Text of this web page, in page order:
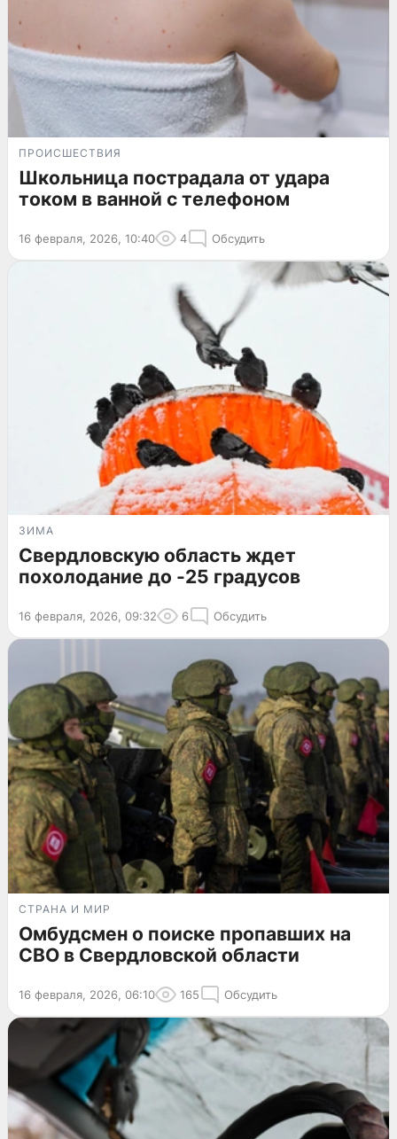
ПРОИСШЕСТВИЯ
Школьница пострадала от удара
током в ванной с телефоном
16 февраля, 2026, 10:40 4 Обсудить
ЗИМА
Свердловскую область ждет
похолодание до -25 градусов
16 февраля, 2026, 09:32 6 Обсудить
СТРАНА И МИР
Омбудсмен о поиске пропавших на
СВО в Свердловской области
16 февраля, 2026, 06:10 165 Обсудить